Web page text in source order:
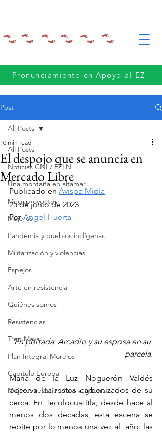
Pronunciamiento en Apoyo al EZ
Post
All Posts
Noticias CNI / EZLN
Una montaña en altamar
Megaproyectos
Mujeres
Pandemia y pueblos indígenas
Militarización y violencias
Espejos
Arte en resistencia
Quiénes somos
Resistencias
Tren Maya
Plan Integral Morelos
Capítulo Europa
Mujeres resistiendo a la guerra
All Posts
El despojo que se anuncia en
Mercado Libre
10 min read
Publicado en Avispa Midia
25 de junio de 2023
Por Ángel Huerta
En portada: Arcadio y su esposa en su
parcela.
María de la Luz Noguerón Valdés
observa los restos carbonizados de su
cerca. En Tecolocuatitla, desde hace al
menos dos décadas, esta escena se
repite por lo menos una vez al  año: las